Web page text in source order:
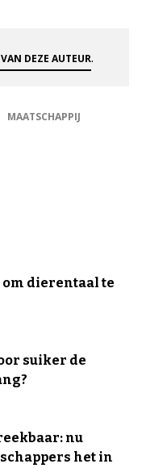
DEZE AUTEUR.
MAATSCHAPPIJ
dierentaal te
suiker de
nu
het in